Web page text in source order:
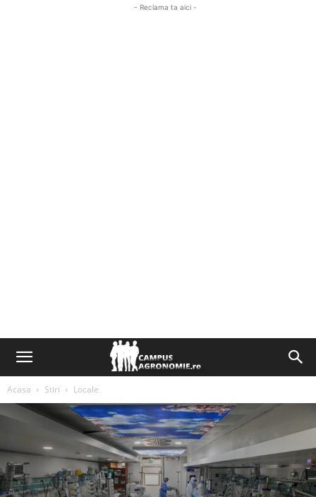
- Reclama ta aici -
Acasa Stiri Locale